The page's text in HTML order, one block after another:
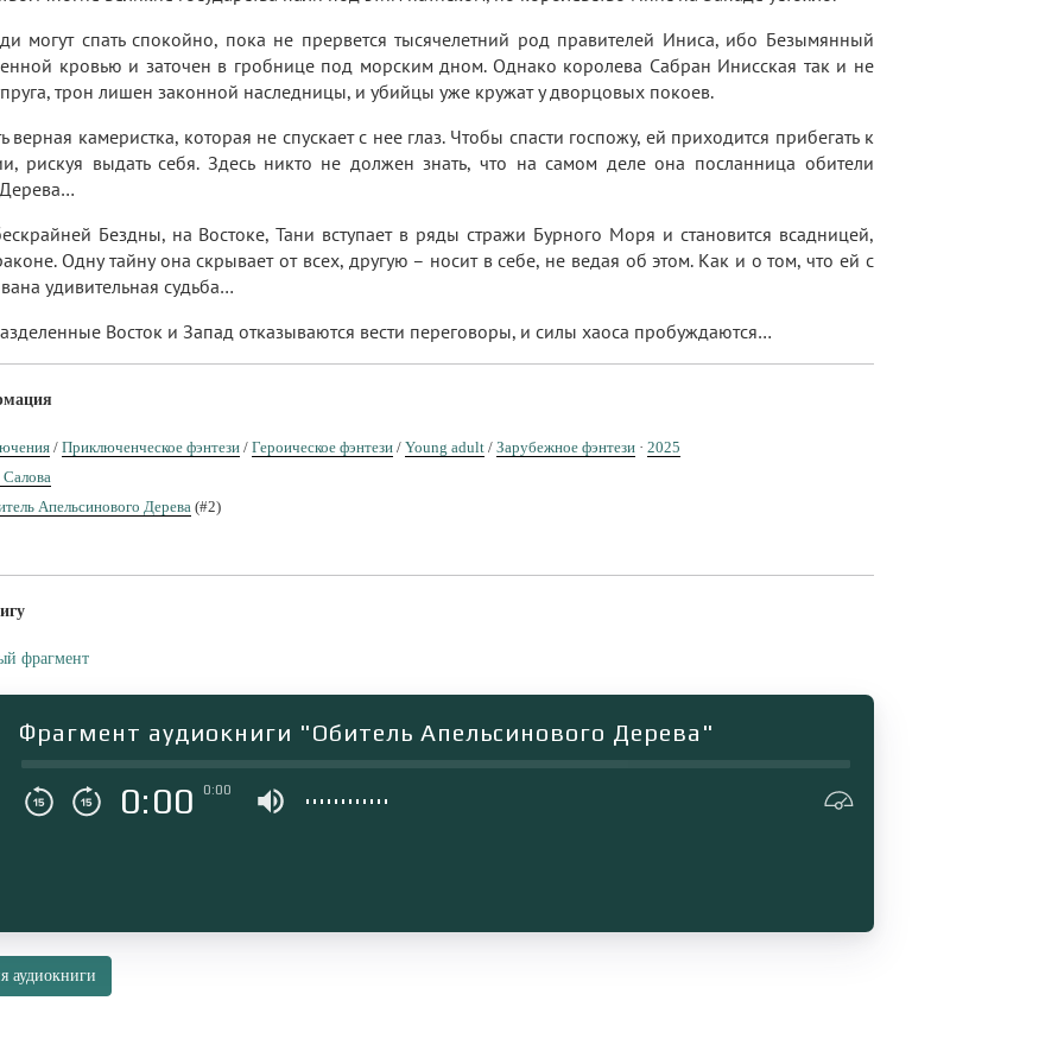
могут спать спокойно, пока не прервется тысячелетний род правителей Иниса, ибо Безымянный
кровью и заточен в гробнице под морским дном. Однако королева Сабран Инисская так и не
трон лишен законной наследницы, и убийцы уже кружат у дворцовых покоев.
верная камеристка, которая не спускает с нее глаз. Чтобы спасти госпожу, ей приходится прибегать к
рискуя выдать себя. Здесь никто не должен знать, что на самом деле она посланница обители
Бездны, на Востоке, Тани вступает в ряды стражи Бурного Моря и становится всадницей,
Одну тайну она скрывает от всех, другую – носит в себе, не ведая об этом. Как и о том, что ей с
удивительная судьба…
Восток и Запад отказываются вести переговоры, и силы хаоса пробуждаются…
/ Приключенческое фэнтези / Героическое фэнтези / Young adult / Зарубежное фэнтези · 2025
Салова
Апельсинового Дерева (#2)
фрагмент
Фрагмент аудиокниги "Обитель Апельсинового Дерева"
0:00 0:00
аудиокниги